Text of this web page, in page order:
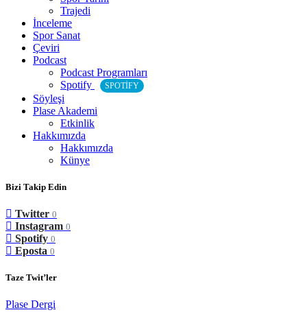
Trajedi
İnceleme
Spor Sanat
Çeviri
Podcast
Podcast Programları
Spotify
SPOTIFY
Söyleşi
Plase Akademi
Etkinlik
Hakkımızda
Hakkımızda
Künye
Bizi Takip Edin
Twitter 0
Instagram 0
Spotify 0
Eposta 0
Taze Twit’ler
Plase Dergi